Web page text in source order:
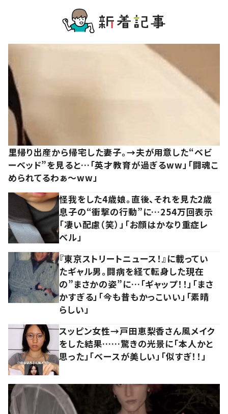
里帰り出産から帰宅した妻子。→夫が用意した“ベビ
ーベッド”を見ると…「英才教育が過ぎるww」「闘魂こ
められてるわぁ～ww」
怪我をした4歳娘。直後、それを見た2歳
息子の“衝撃の行動”に…254万回表示
「凄い配慮（笑）」「お顔はかなり重症レ
ベル」
『東京ストリートニュース！』に載ってい
たギャル男。闘病を経て転身した現在
の”まさかの姿”に…「ギャップ！！」「まさ
かすぎる」「今も昔もかっこいい」「素晴
らしい」
スッピン女性→戸田恵梨香さん風メイク
をした結果……驚きの光景に「本人かと
思った」「ベースが美しい」「似すぎ！！」